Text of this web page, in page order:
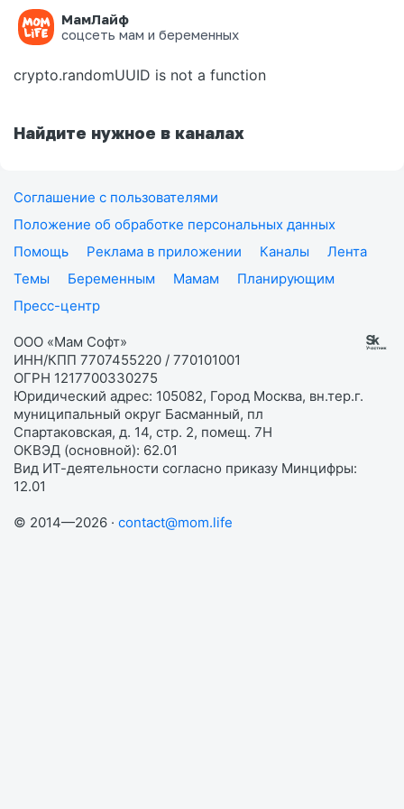
МамЛайф
соцсеть мам и беременных
Ошибка на странице
crypto.randomUUID is not a function
Найдите нужное в каналах
Соглашение с пользователями
Положение об обработке персональных данных
Помощь
Реклама в приложении Каналы
Лента
Темы
Беременным Мамам
Планирующим
Пресс-центр
ООО «Мам Софт»
ИНН/КПП 7707455220 / 770101001
ОГРН 1217700330275
Юридический адрес: 105082, Город Москва, вн.тер.г.
муниципальный округ Басманный, пл
Спартаковская, д. 14, стр. 2, помещ. 7Н
ОКВЭД (основной): 62.01
Вид ИТ-деятельности согласно приказу Минцифры:
12.01
© 2014—2026 · contact@mom.life